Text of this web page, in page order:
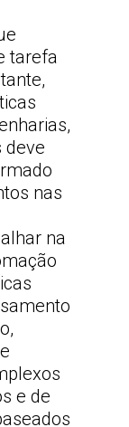
tarefa
deve
nas
na
e de